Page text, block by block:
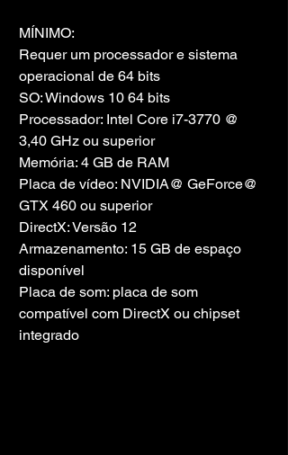
MÍNIMO:
Requer um processador e sistema
operacional de 64 bits
SO: Windows 10 64 bits
Processador: Intel Core i7-3770 @
3,40 GHz ou superior
Memória: 4 GB de RAM
Placa de vídeo: NVIDIA@ GeForce@
GTX 460 ou superior
DirectX: Versão 12
Armazenamento: 15 GB de espaço
disponível
Placa de som: placa de som
compatível com DirectX ou chipset
integrado